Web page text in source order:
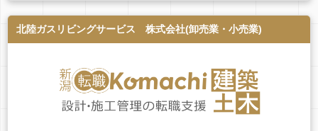
北陸ガスリビングサービス 株式会社(卸売業・小売業)